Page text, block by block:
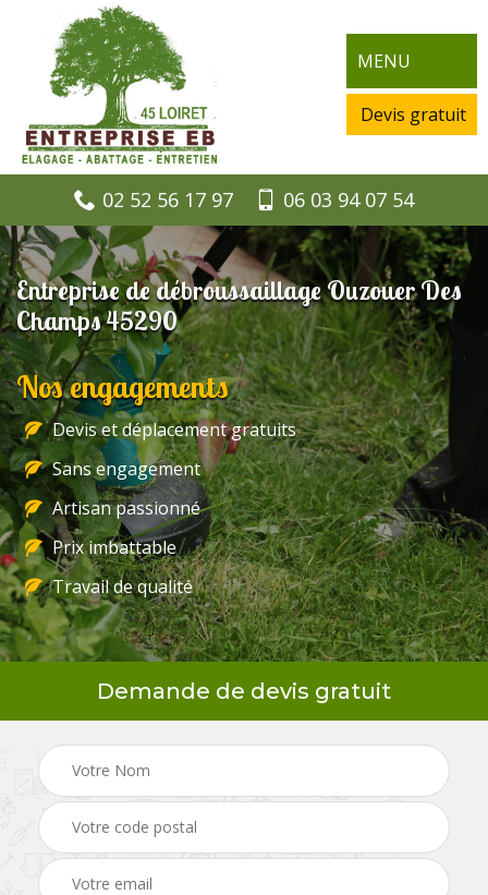
MENU
Devis gratuit
02 52 56 17 97 06 03 94 07 54
Entreprise de débroussaillage Ouzouer Des
Champs 45290
Nos engagements
Devis et déplacement gratuits
Sans engagement
Artisan passionné
Prix imbattable
Travail de qualité
Demande de devis gratuit